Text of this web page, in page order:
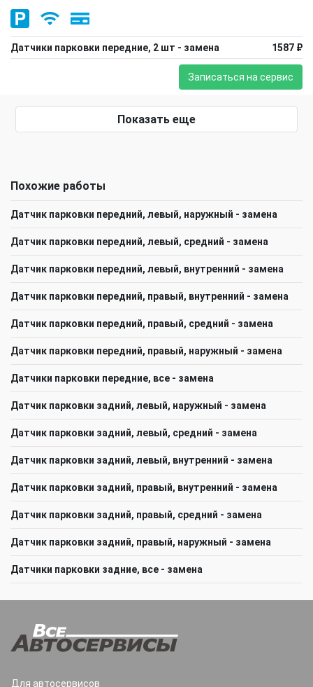
Датчики парковки передние, 2 шт - замена 1587 ₽
Записаться на сервис
Показать еще
Похожие работы
Датчик парковки передний, левый, наружный - замена
Датчик парковки передний, левый, средний - замена
Датчик парковки передний, левый, внутренний - замена
Датчик парковки передний, правый, внутренний - замена
Датчик парковки передний, правый, средний - замена
Датчик парковки передний, правый, наружный - замена
Датчики парковки передние, все - замена
Датчик парковки задний, левый, наружный - замена
Датчик парковки задний, левый, средний - замена
Датчик парковки задний, левый, внутренний - замена
Датчик парковки задний, правый, внутренний - замена
Датчик парковки задний, правый, средний - замена
Датчик парковки задний, правый, наружный - замена
Датчики парковки задние, все - замена
Для автосервисов